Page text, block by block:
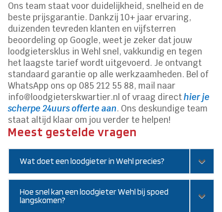
Ons team staat voor duidelijkheid, snelheid en de
beste prijsgarantie. Dankzij 10+ jaar ervaring,
duizenden tevreden klanten en vijfsterren
beoordeling op Google, weet je zeker dat jouw
loodgietersklus in Wehl snel, vakkundig en tegen
het laagste tarief wordt uitgevoerd. Je ontvangt
standaard garantie op alle werkzaamheden. Bel of
WhatsApp ons op 085 212 55 88, mail naar
info@loodgieterskwartier.nl of vraag directhier je
scherpe 24uurs offerte aan. Ons deskundige team
staat altijd klaar om jou verder te helpen!
Meest gestelde vragen
Wat doet een loodgieter in Wehl precies?
Hoe snel kan een loodgieter Wehl bij spoed
langskomen?